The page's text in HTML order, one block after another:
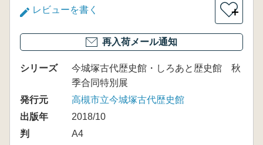
レビューを書く ＋
再入荷メール通知
シリーズ
今城塚古代歴史館・しろあと歴史館 秋
季合同特別展
発行元
高槻市立今城塚古代歴史館
出版年
2018/10
判
A4